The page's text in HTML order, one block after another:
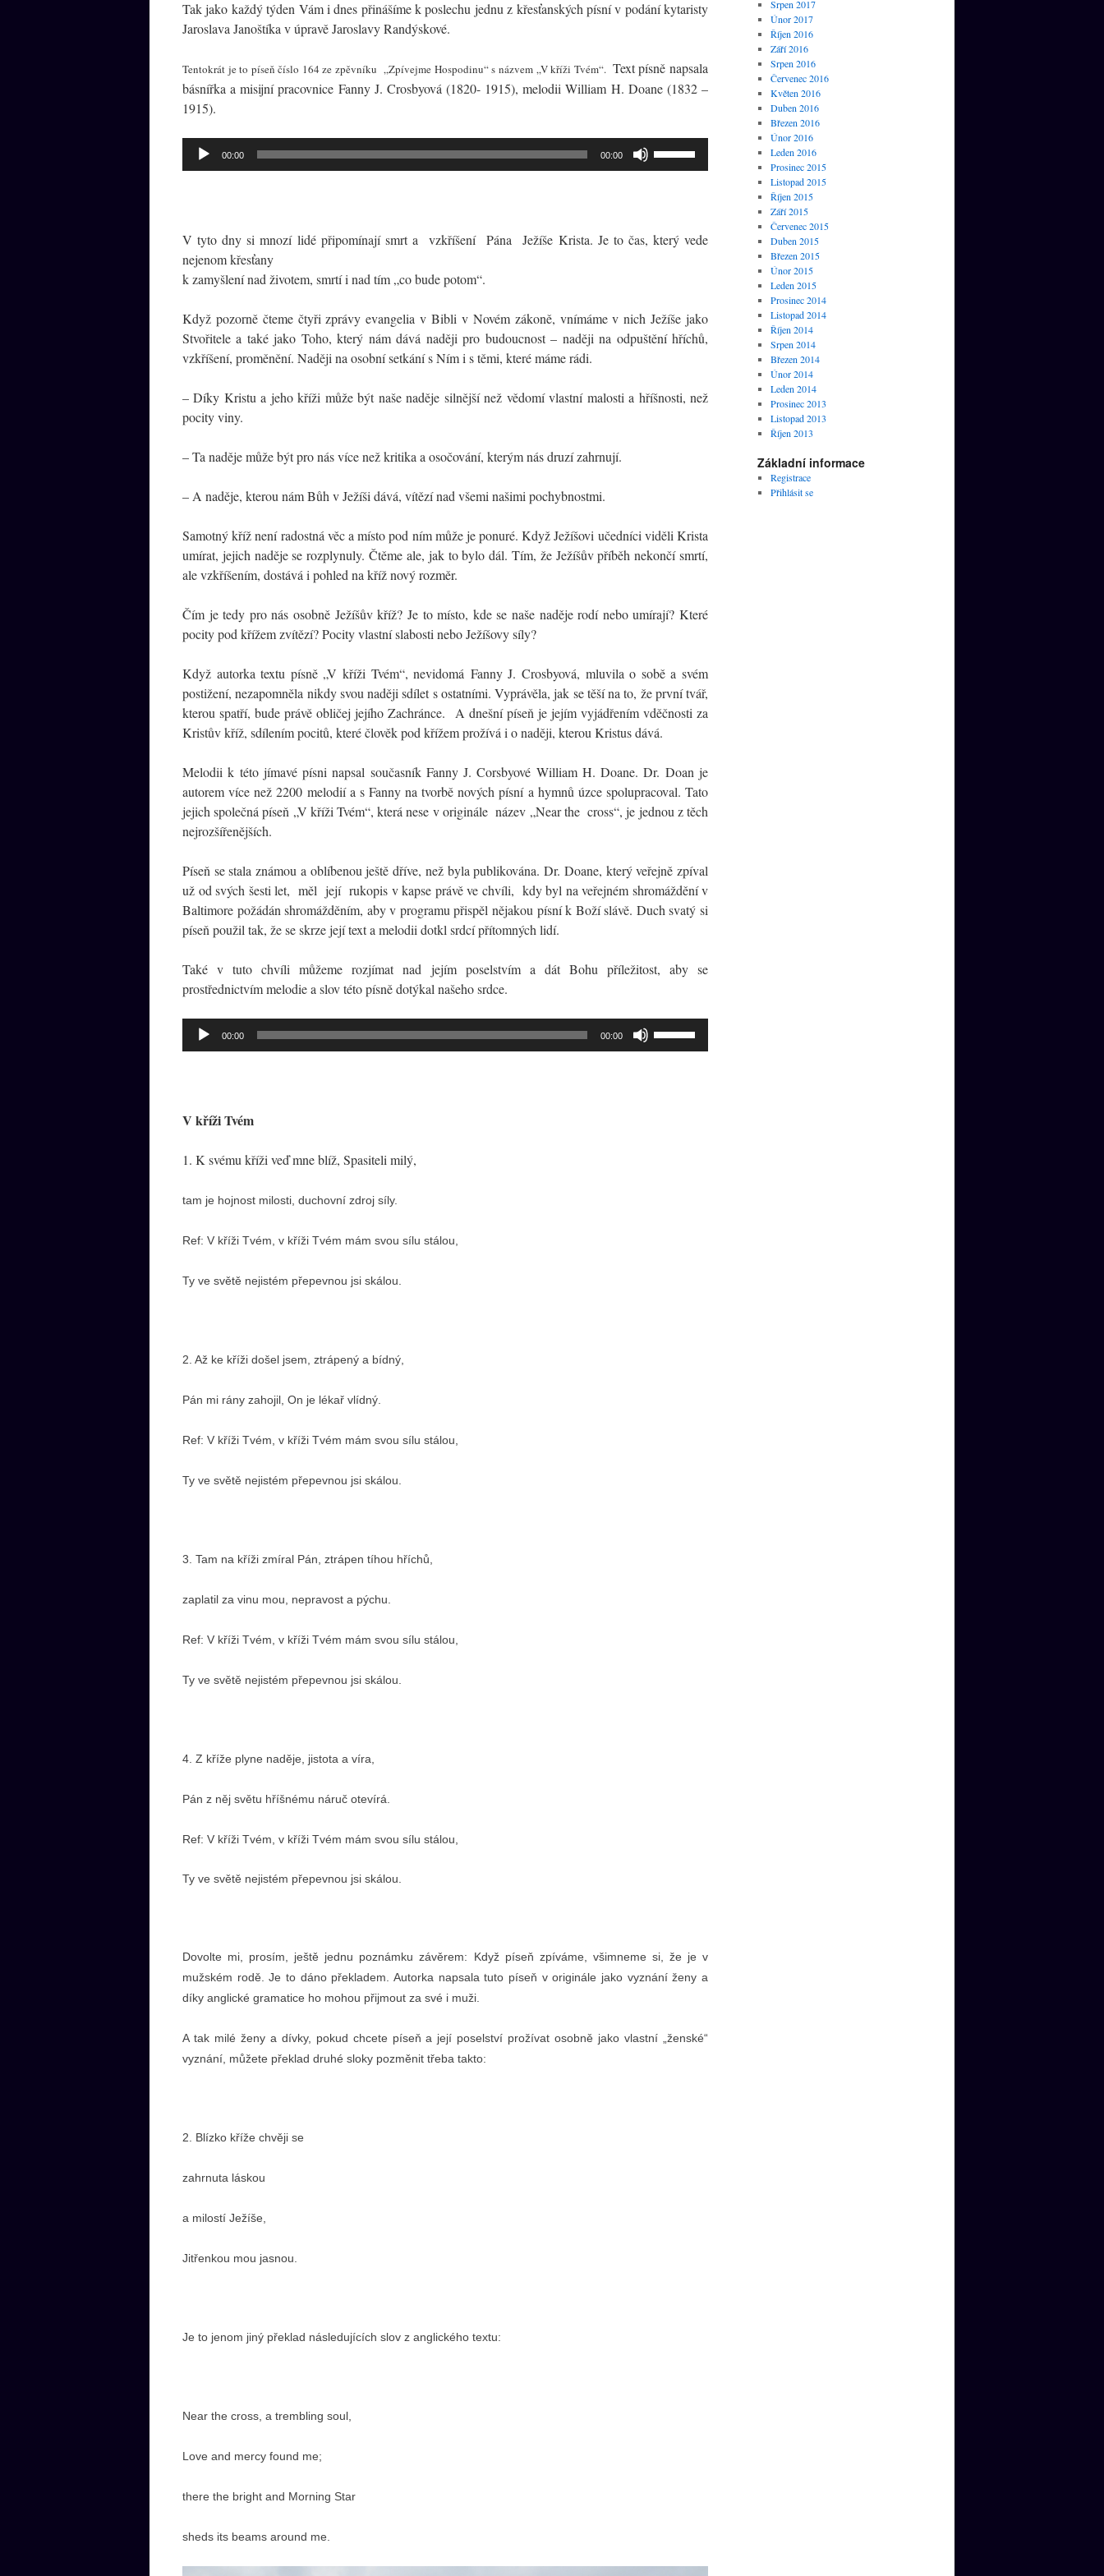
Tak jako každý týden Vám i dnes přinášíme k poslechu jednu z křesťanských písní v podání kytaristy
Jaroslava Janoštíka v úpravě Jaroslavy Randýskové.
Tentokrát je to píseň číslo 164 ze zpěvníku „Zpívejme Hospodinu“ s názvem „V kříži Tvém“. Text písně napsala
básnířka a misijní pracovnice Fanny J. Crosbyová (1820- 1915), melodii William H. Doane (1832 –
1915).
Audio
00:00 00:00
snížíte
V tyto dny si mnozí lidé připomínají smrt a vzkříšení Pána Ježíše Krista. Je to čas, který vede
nejenom křesťany
k zamyšlení nad životem, smrtí i nad tím „co bude potom“.
Když pozorně čteme čtyři zprávy evangelia v Bibli v Novém zákoně, vnímáme v nich Ježíše jako
Stvořitele a také jako Toho, který nám dává naději pro budoucnost – naději na odpuštění hříchů,
vzkříšení, proměnění. Naději na osobní setkání s Ním i s těmi, které máme rádi.
– Díky Kristu a jeho kříži může být naše naděje silnější než vědomí vlastní malosti a hříšnosti, než
pocity viny.
– Ta naděje může být pro nás více než kritika a osočování, kterým nás druzí zahrnují.
– A naděje, kterou nám Bůh v Ježíši dává, vítězí nad všemi našimi pochybnostmi.
Samotný kříž není radostná věc a místo pod ním může je ponuré. Když Ježíšovi učedníci viděli Krista
umírat, jejich naděje se rozplynuly. Čtěme ale, jak to bylo dál. Tím, že Ježíšův příběh nekončí smrtí,
ale vzkříšením, dostává i pohled na kříž nový rozměr.
Čím je tedy pro nás osobně Ježíšův kříž? Je to místo, kde se naše naděje rodí nebo umírají? Které
pocity pod křížem zvítězí? Pocity vlastní slabosti nebo Ježíšovy síly?
Když autorka textu písně „V kříži Tvém“, nevidomá Fanny J. Crosbyová, mluvila o sobě a svém
postižení, nezapomněla nikdy svou naději sdílet s ostatními. Vyprávěla, jak se těší na to, že první tvář,
kterou spatří, bude právě obličej jejího Zachránce. A dnešní píseň je jejím vyjádřením vděčnosti za
Kristův kříž, sdílením pocitů, které člověk pod křížem prožívá i o naději, kterou Kristus dává.
Melodii k této jímavé písni napsal současník Fanny J. Corsbyové William H. Doane. Dr. Doan je
autorem více než 2200 melodií a s Fanny na tvorbě nových písní a hymnů úzce spolupracoval. Tato
jejich společná píseň „V kříži Tvém“, která nese v originále název „Near the cross“, je jednou z těch
nejrozšířenějších.
Píseň se stala známou a oblíbenou ještě dříve, než byla publikována. Dr. Doane, který veřejně zpíval
už od svých šesti let, měl její rukopis v kapse právě ve chvíli, kdy byl na veřejném shromáždění v
Baltimore požádán shromážděním, aby v programu přispěl nějakou písní k Boží slávě. Duch svatý si
píseň použil tak, že se skrze její text a melodii dotkl srdcí přítomných lidí.
Také v tuto chvíli můžeme rozjímat nad jejím poselstvím a dát Bohu příležitost, aby se
prostřednictvím melodie a slov této písně dotýkal našeho srdce.
Audio
00:00 00:00
V kříži Tvém
1. K svému kříži veď mne blíž, Spasiteli milý,
tam je hojnost milosti, duchovní zdroj síly.
Ref: V kříži Tvém, v kříži Tvém mám svou sílu stálou,
Ty ve světě nejistém přepevnou jsi skálou.
2. Až ke kříži došel jsem, ztrápený a bídný,
Pán mi rány zahojil, On je lékař vlídný.
Ref: V kříži Tvém, v kříži Tvém mám svou sílu stálou,
Ty ve světě nejistém přepevnou jsi skálou.
3. Tam na kříži zmíral Pán, ztrápen tíhou hříchů,
zaplatil za vinu mou, nepravost a pýchu.
Ref: V kříži Tvém, v kříži Tvém mám svou sílu stálou,
Ty ve světě nejistém přepevnou jsi skálou.
4. Z kříže plyne naděje, jistota a víra,
Pán z něj světu hříšnému náruč otevírá.
Ref: V kříži Tvém, v kříži Tvém mám svou sílu stálou,
Ty ve světě nejistém přepevnou jsi skálou.
Dovolte mi, prosím, ještě jednu poznámku závěrem: Když píseň zpíváme, všimneme si, že je v
mužském rodě. Je to dáno překladem. Autorka napsala tuto píseň v originále jako vyznání ženy a
díky anglické gramatice ho mohou přijmout za své i muži.
A tak milé ženy a dívky, pokud chcete píseň a její poselství prožívat osobně jako vlastní „ženské“
vyznání, můžete překlad druhé sloky pozměnit třeba takto:
2. Blízko kříže chvěji se
zahrnuta láskou
a milostí Ježíše,
Jitřenkou mou jasnou.
Je to jenom jiný překlad následujících slov z anglického textu:
Near the cross, a trembling soul,
Love and mercy found me;
there the bright and Morning Star
sheds its beams around me.
Srpen 2017
Únor 2017
Říjen 2016
Září 2016
Srpen 2016
Červenec 2016
Květen 2016
Duben 2016
Březen 2016
Únor 2016
Leden 2016
Prosinec 2015
Listopad 2015
Říjen 2015
Září 2015
Červenec 2015
Duben 2015
Březen 2015
Únor 2015
Leden 2015
Prosinec 2014
Listopad 2014
Říjen 2014
Srpen 2014
Březen 2014
Únor 2014
Leden 2014
Prosinec 2013
Listopad 2013
Říjen 2013
Základní informace
Registrace
Přihlásit se